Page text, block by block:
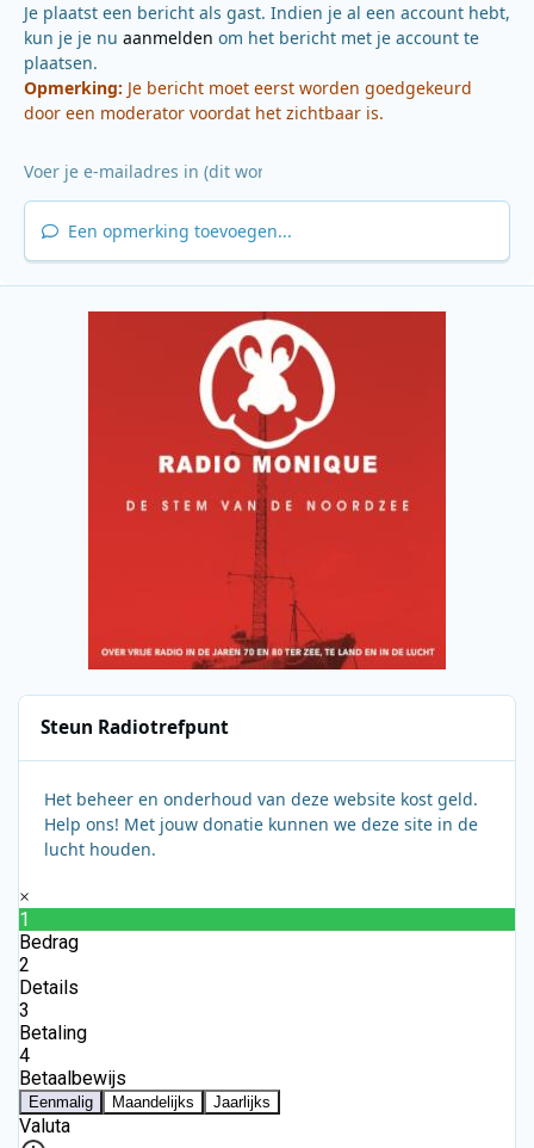
Je plaatst een bericht als gast. Indien je al een account hebt,
kun je je nu aanmelden om het bericht met je account te
plaatsen.
Opmerking: Je bericht moet eerst worden goedgekeurd
door een moderator voordat het zichtbaar is.
Een opmerking toevoegen...
Steun Radiotrefpunt
Het beheer en onderhoud van deze website kost geld.
Help ons! Met jouw donatie kunnen we deze site in de
lucht houden.